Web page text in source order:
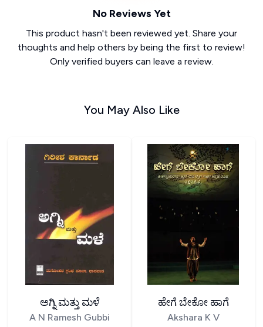
No Reviews Yet
This product hasn't been reviewed yet. Share your
thoughts and help others by being the first to review!
Only verified buyers can leave a review.
You May Also Like
ಅಗ್ನಿ ಮತ್ತು ಮಳೆ
A N Ramesh Gubbi
ಹೇಗೆ ಬೇಕೋ ಹಾಗೆ
Akshara K V